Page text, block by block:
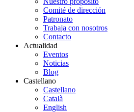
Comité de dirección
Patronato
Trabaja con nosotros
Contacto
Actualidad
Eventos
Noticias
Blog
Castellano
Castellano
Català
English